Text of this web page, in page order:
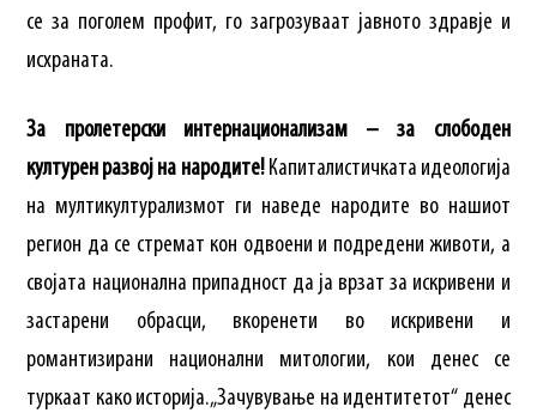
се за поголем профит, го загрозуваат јавното здравје и
исхраната.
За пролетерски интернационализам – за слободен
културен развој на народите!Капиталистичката идеологија
на мултикултурализмот ги наведе народите во нашиот
регион да се стремат кон одвоени и подредени животи, а
својата национална припадност да ја врзат за искривени и
застарени обрасци, вкоренети во искривени и
романтизирани национални митологии, кои денес се
туркаат како историја. „Зачувување на идентитетот“ денес